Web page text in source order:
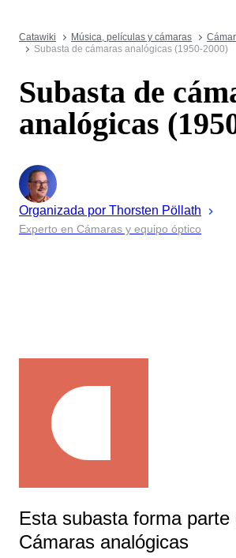
Catawiki Música, películas y cámaras
Subasta de cámaras analógicas (1950-2000)
Subasta de
analógicas
Organizada por Thorsten Pöllath
Experto en Cámaras y equipo óptico
Esta subasta forma parte
Cámaras analógicas